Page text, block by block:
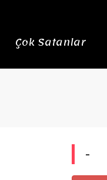
Çok Satanlar
-